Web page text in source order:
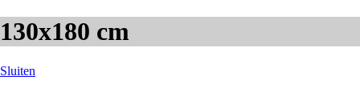
130x180 cm
Sluiten